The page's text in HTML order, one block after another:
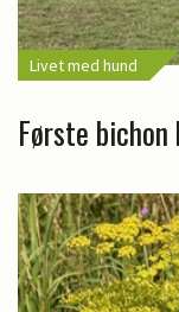
Livet med hund
Første